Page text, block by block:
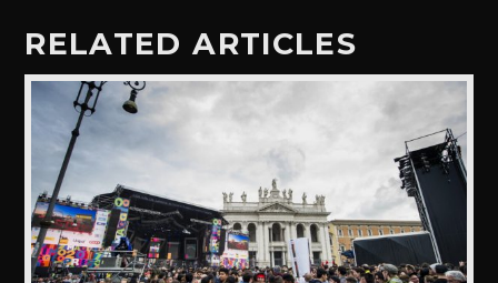
RELATED ARTICLES